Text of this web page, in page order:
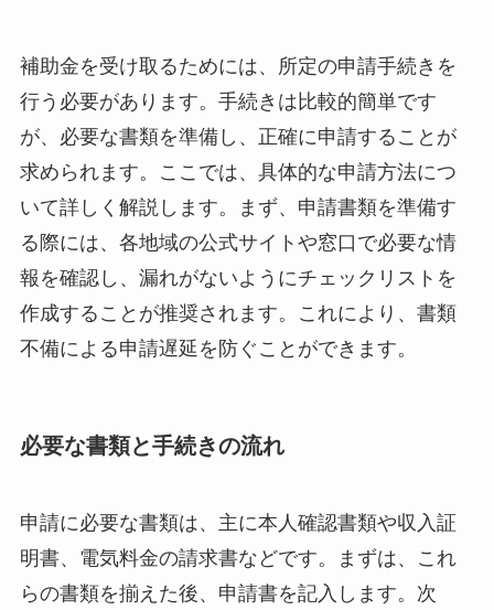
補助金を受け取るためには、所定の申請手続きを
行う必要があります。手続きは比較的簡単です
が、必要な書類を準備し、正確に申請することが
求められます。ここでは、具体的な申請方法につ
いて詳しく解説します。まず、申請書類を準備す
る際には、各地域の公式サイトや窓口で必要な情
報を確認し、漏れがないようにチェックリストを
作成することが推奨されます。これにより、書類
不備による申請遅延を防ぐことができます。
必要な書類と手続きの流れ
申請に必要な書類は、主に本人確認書類や収入証
明書、電気料金の請求書などです。まずは、これ
らの書類を揃えた後、申請書を記入します。次